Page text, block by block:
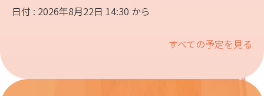
日付 : 2026年8月22日 14:30 から
すべての予定を見る